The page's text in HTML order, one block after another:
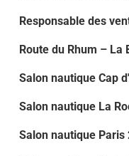
Responsable des
Route du Rhum – La
Salon nautique Cap
Salon nautique La
Salon nautique Paris